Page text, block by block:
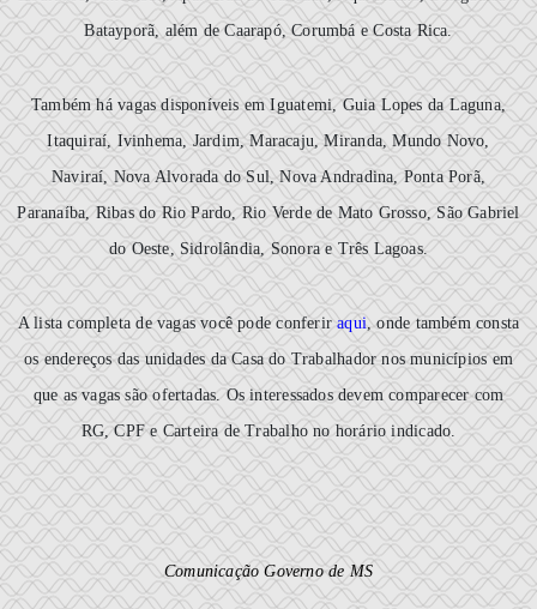
Batayporã, além de Caarapó, Corumbá e Costa Rica.
Também há vagas disponíveis em Iguatemi, Guia Lopes da Laguna,
Itaquiraí, Ivinhema, Jardim, Maracaju, Miranda, Mundo Novo,
Naviraí, Nova Alvorada do Sul, Nova Andradina, Ponta Porã,
Paranaíba, Ribas do Rio Pardo, Rio Verde de Mato Grosso, São Gabriel
do Oeste, Sidrolândia, Sonora e Três Lagoas.
A lista completa de vagas você pode conferiraqui, onde também consta
os endereços das unidades da Casa do Trabalhador nos municípios em
que as vagas são ofertadas. Os interessados devem comparecer com
RG, CPF e Carteira de Trabalho no horário indicado.
Comunicação Governo de MS